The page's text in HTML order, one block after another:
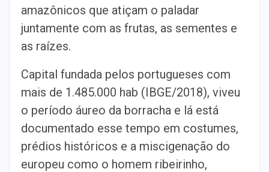
amazônicos que atiçam o paladar
juntamente com as frutas, as sementes e
as raízes.
Capital fundada pelos portugueses com
mais de 1.485.000 hab (IBGE/2018), viveu
o período áureo da borracha e lá está
documentado esse tempo em costumes,
prédios históricos e a miscigenação do
europeu como o homem ribeirinho,